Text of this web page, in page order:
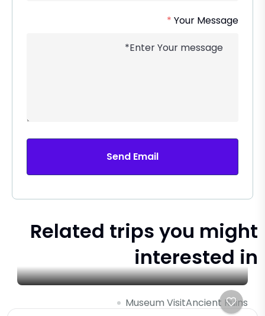
Your Message
*
Send Email
Related trips you might
interested in
Ancient Ruins
Museum Visit